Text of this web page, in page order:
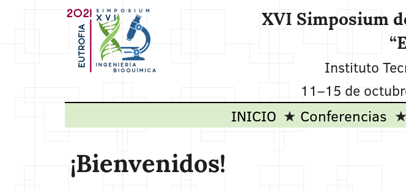
XVI Simposium
Instituto
11–15 de
INICIO Conferencias
¡Bienvenidos!